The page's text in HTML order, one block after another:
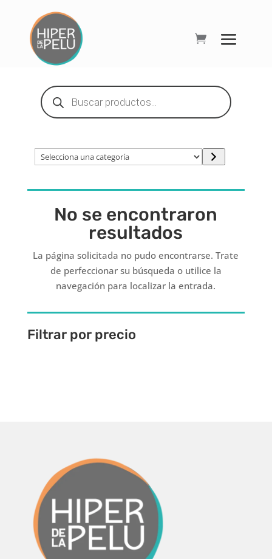
Búsqueda
de
productos
Selecciona
No se encontraron
resultados
La página solicitada no pudo encontrarse. Trate
de perfeccionar su búsqueda o utilice la
navegación para localizar la entrada.
Filtrar por precio